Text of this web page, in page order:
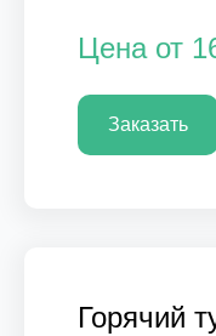
Цена от
Заказать
Горячий